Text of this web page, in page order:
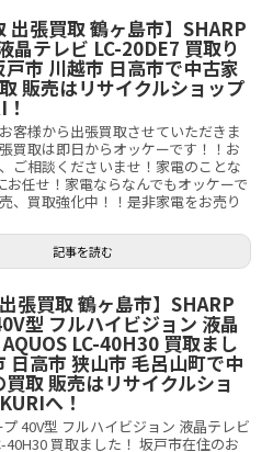
出張買取 鶴ヶ島市】SHARP
晶テレビ LC-20DE7 買取り
戸市 川越市 日高市で中古家
販売はリサイクルショップ
！
客様から出張買取させていただきま
買取は即日からオッケーです！！お
ご相談くださいませ！家電のことな
お任せ！家電ならなんでもオッケーで
、買取強化中！！是非家電をお売り
記事を読む
出張買取 鶴ヶ島市】SHARP
型 フルハイビジョン 液晶
LC-40H30 買取まし
日高市 狭山市 毛呂山町で中
取 販売はリサイクルショ
へ！
プ 40V型 フルハイビジョン 液晶テレビ
40H30 買取ました！ 坂戸市在住のお